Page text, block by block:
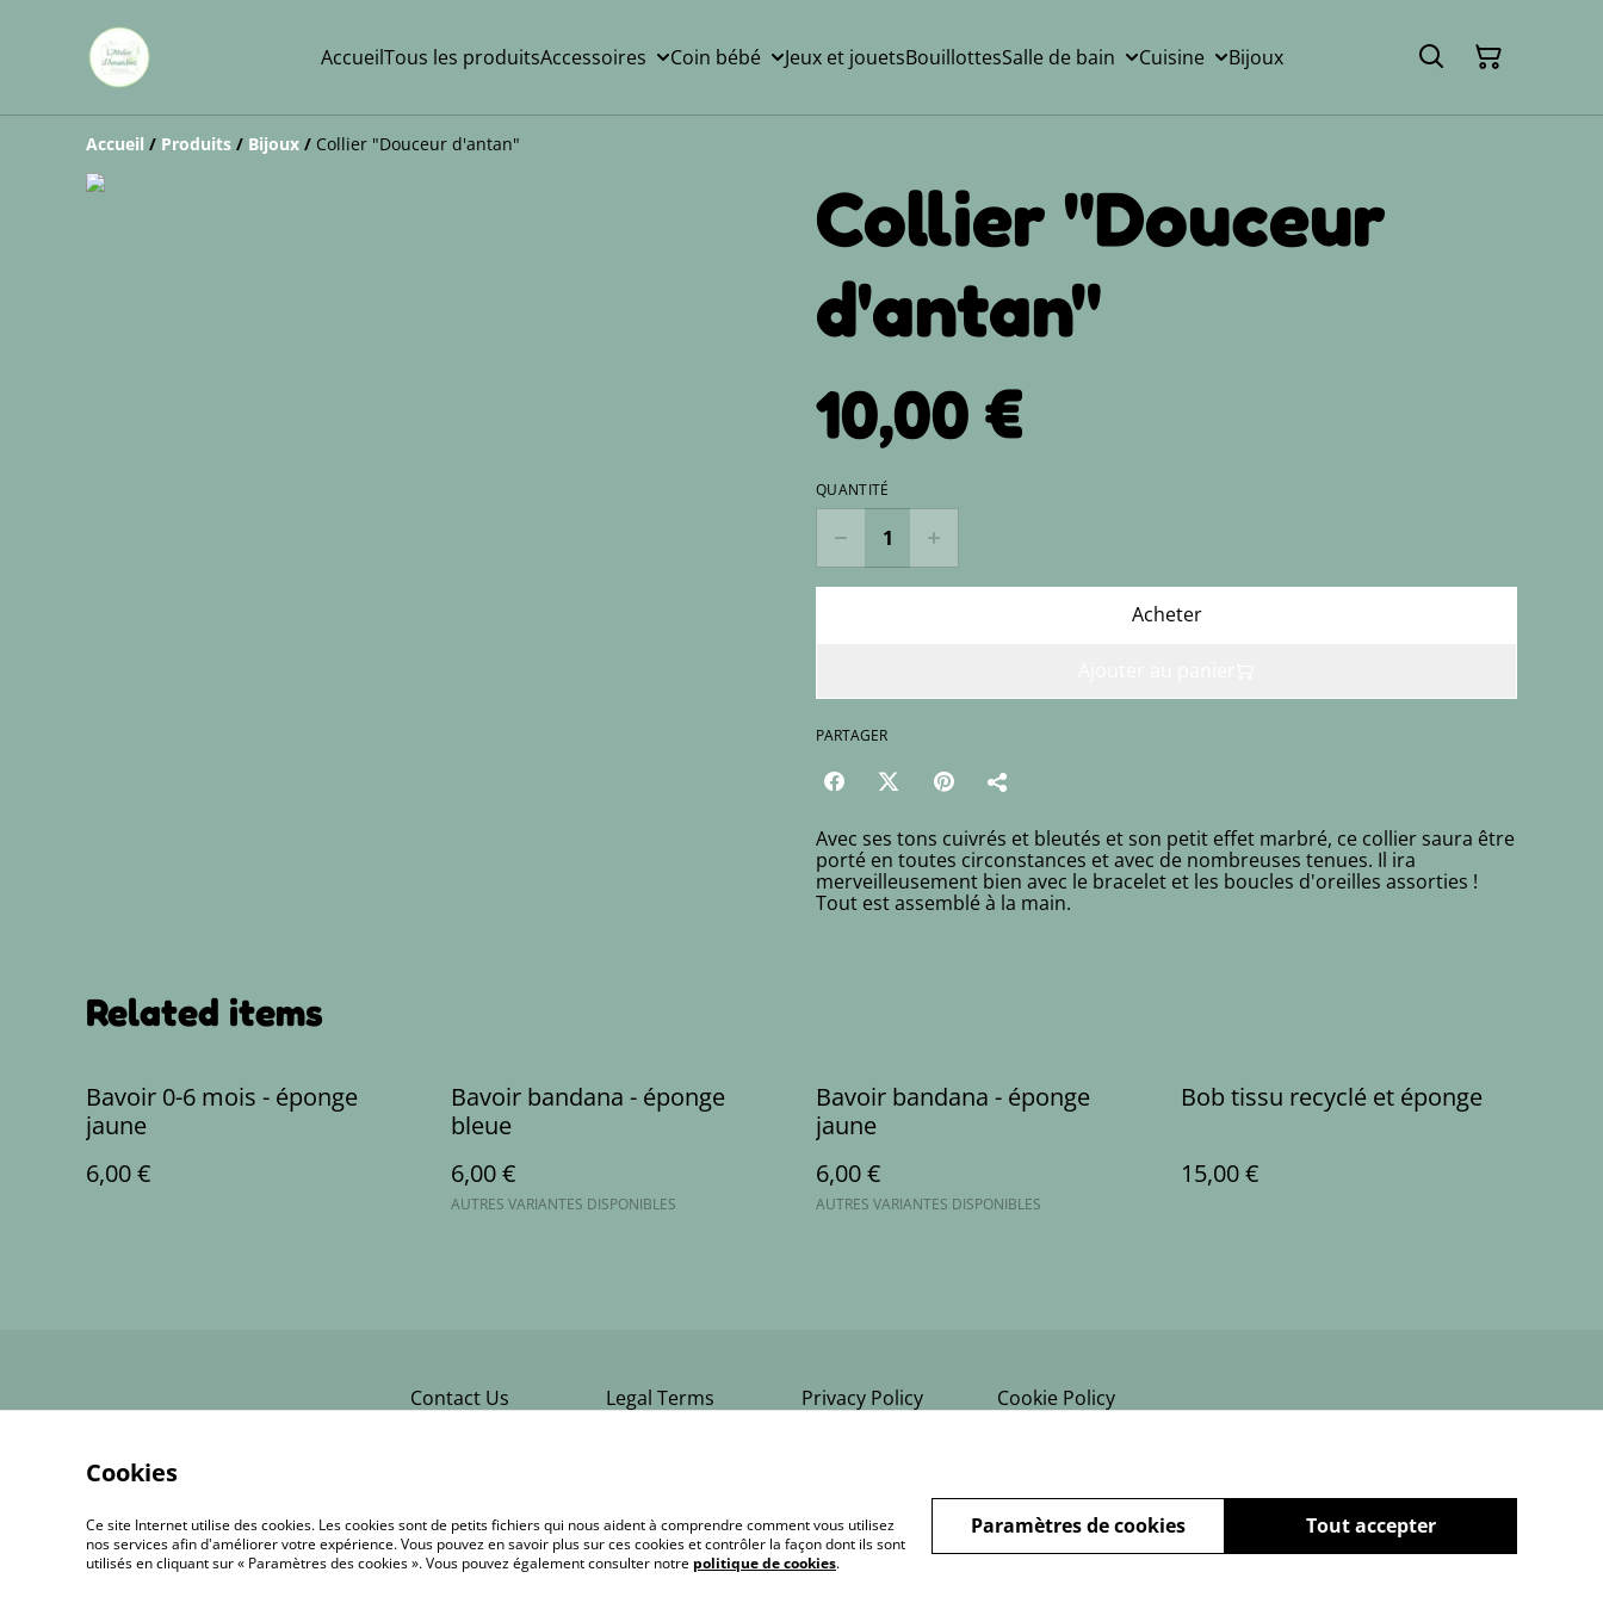
AccueilTous les produitsAccessoires Coin bébé Jeux et jouetsBouillottesSalle de bain Cuisine Bijoux
Accueil / Produits / Bijoux / Collier "Douceur d'antan"
Collier "Douceur
d'antan"
10,00 €
QUANTITÉ
Acheter
PARTAGER
Avec ses tons cuivrés et bleutés et son petit effet marbré, ce collier saura être
porté en toutes circonstances et avec de nombreuses tenues. Il ira
merveilleusement bien avec le bracelet et les boucles d'oreilles assorties !
Tout est assemblé à la main.
Related items
Bavoir 0-6 mois - éponge
jaune
6,00 €
Bavoir bandana - éponge
bleue
6,00 €
AUTRES VARIANTES DISPONIBLES
Bavoir bandana - éponge
jaune
6,00 €
AUTRES VARIANTES DISPONIBLES
Bob tissu recyclé et éponge
15,00 €
Contact Us Legal Terms Privacy Policy Cookie Policy
©2026 L’Atelier d’Amandine
Cookies
Ce site Internet utilise des cookies. Les cookies sont de petits fichiers qui nous aident à comprendre comment vous utilisez
nos services afin d'améliorer votre expérience. Vous pouvez en savoir plus sur ces cookies et contrôler la façon dont ils sont
utilisés en cliquant sur « Paramètres des cookies ». Vous pouvez également consulter notre politique de cookies.
Tout accepter
Paramètres de cookies